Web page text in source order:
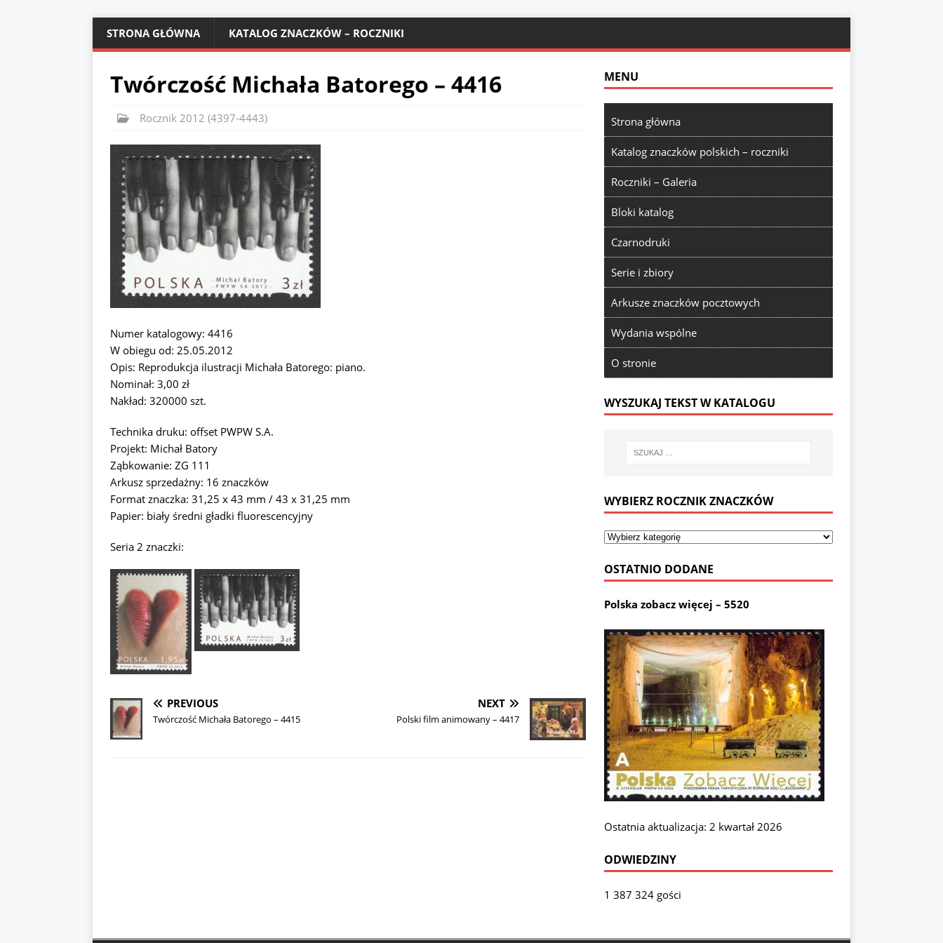
STRONA GŁÓWNA KATALOG ZNACZKÓW – ROCZNIKI
Twórczość Michała Batorego – 4416
Rocznik 2012 (4397-4443)
Numer katalogowy: 4416
W obiegu od: 25.05.2012
Opis: Reprodukcja ilustracji Michała Batorego: piano.
Nominał: 3,00 zł
Nakład: 320000 szt.
Technika druku: offset PWPW S.A.
Projekt: Michał Batory
Ząbkowanie: ZG 111
Arkusz sprzedażny: 16 znaczków
Format znaczka: 31,25 x 43 mm / 43 x 31,25 mm
Papier: biały średni gładki fluorescencyjny
Seria 2 znaczki:
PREVIOUS
Twórczość Michała Batorego – 4415
NEXT
Polski film animowany – 4417
MENU
Strona główna
Katalog znaczków polskich – roczniki
Roczniki – Galeria
Bloki katalog
Czarnodruki
Serie i zbiory
Arkusze znaczków pocztowych
Wydania wspólne
O stronie
WYSZUKAJ TEKST W KATALOGU
WYBIERZ ROCZNIK ZNACZKÓW
OSTATNIO DODANE
Polska zobacz więcej – 5520
Ostatnia aktualizacja: 2 kwartał 2026
ODWIEDZINY
1 387 324 gości